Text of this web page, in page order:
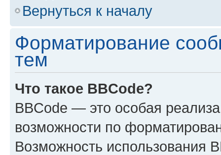
Вернуться к началу
Форматирование
тем
Что такое BBCode?
BBCode — это особая
возможности по
Возможность использования